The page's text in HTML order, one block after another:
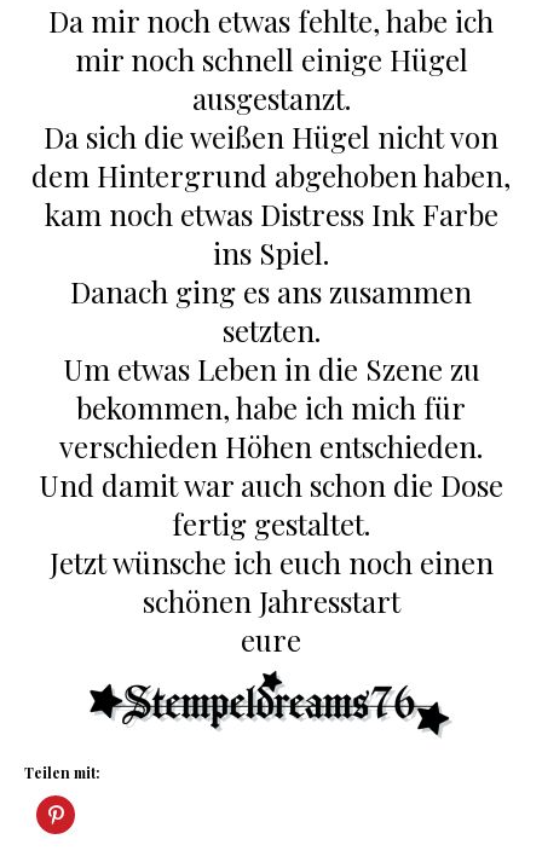
Da mir noch etwas fehlte, habe ich
mir noch schnell einige Hügel
ausgestanzt.
Da sich die weißen Hügel nicht von
dem Hintergrund abgehoben haben,
kam noch etwas Distress Ink Farbe
ins Spiel.
Danach ging es ans zusammen
setzten.
Um etwas Leben in die Szene zu
bekommen, habe ich mich für
verschieden Höhen entschieden.
Und damit war auch schon die Dose
fertig gestaltet.
Jetzt wünsche ich euch noch einen
schönen Jahresstart
eure
Teilen mit: